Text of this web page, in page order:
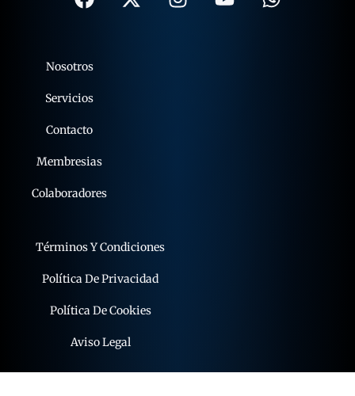
Términos Y Condiciones
Política De Privacidad
Política De Cookies
Aviso Legal
Nosotros
Servicios
Contacto
Membresias
Colaboradores